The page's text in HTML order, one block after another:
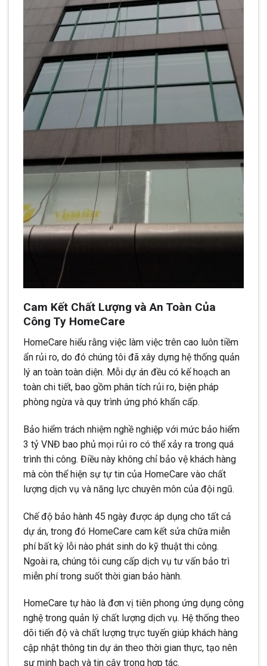
Cam Kết Chất Lượng và An Toàn Của
Công Ty HomeCare
HomeCare hiểu rằng việc làm việc trên cao luôn tiềm
ẩn rủi ro, do đó chúng tôi đã xây dựng hệ thống quản
lý an toàn toàn diện. Mỗi dự án đều có kế hoạch an
toàn chi tiết, bao gồm phân tích rủi ro, biện pháp
phòng ngừa và quy trình ứng phó khẩn cấp.
Bảo hiểm trách nhiệm nghề nghiệp với mức bảo hiểm
3 tỷ VNĐ bao phủ mọi rủi ro có thể xảy ra trong quá
trình thi công. Điều này không chỉ bảo vệ khách hàng
mà còn thể hiện sự tự tin của HomeCare vào chất
lượng dịch vụ và năng lực chuyên môn của đội ngũ.
Chế độ bảo hành 45 ngày được áp dụng cho tất cả
dự án, trong đó HomeCare cam kết sửa chữa miễn
phí bất kỳ lỗi nào phát sinh do kỹ thuật thi công.
Ngoài ra, chúng tôi cung cấp dịch vụ tư vấn bảo trì
miễn phí trong suốt thời gian bảo hành.
HomeCare tự hào là đơn vị tiên phong ứng dụng công
nghệ trong quản lý chất lượng dịch vụ. Hệ thống theo
dõi tiến độ và chất lượng trực tuyến giúp khách hàng
cập nhật thông tin dự án theo thời gian thực, tạo nên
sự minh bạch và tin cậy trong hợp tác.